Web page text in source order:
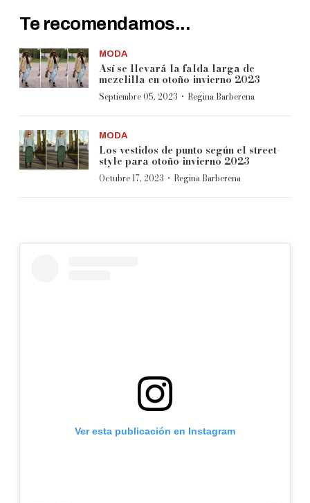
Te recomendamos...
MODA
Así se llevará la falda larga de
mezclilla en otoño-invierno 2023
Septiembre 05, 2023 · Regina Barberena
MODA
Los vestidos de punto según el street-
style para otoño-invierno 2023
Octubre 17, 2023 · Regina Barberena
Ver esta publicación en Instagram